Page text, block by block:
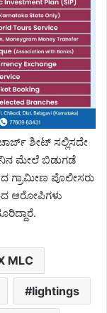
ಶೀಟ್ ಸಲ್ಲಿಸದೇ
ಮೇಲೆ ಬಿಡುಗಡೆ
ಗ್ರಾಮೀಣ ಪೊಲೀಸರು
ಆರೋಪಿಗಳು
MLC
lightings